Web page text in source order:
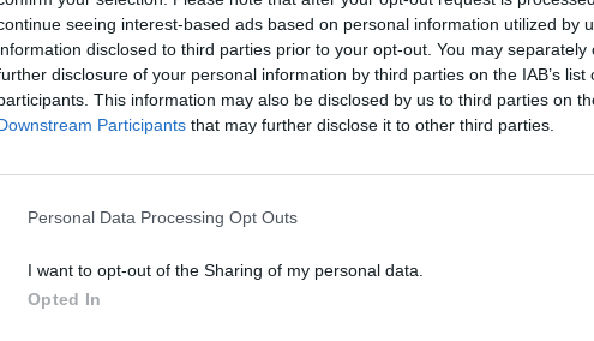
seeing interest-based ads based on personal information utilized by
disclosed to third parties prior to your opt-out. You may separately
disclosure of your personal information by third parties on the IAB’s list
This information may also be disclosed by us to third parties on
Participants that may further disclose it to other third parties.
Personal Data Processing Opt Outs
I want to opt-out of the Sharing of my personal data.
Opted In
térképet az Országos Közegészségügyi Intézet honlapján
adatok
mintha